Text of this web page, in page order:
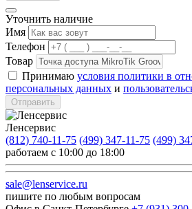
Уточнить наличие
Имя
Телефон
Товар
Принимаю условия политики в
персональных данных и
Отправить
Ленсервис
(812) 740-11-75 (499) 347-11-75 (499)
работаем с 10:00 до 18:00
sale@lenservice.ru
пишите по любым вопросам